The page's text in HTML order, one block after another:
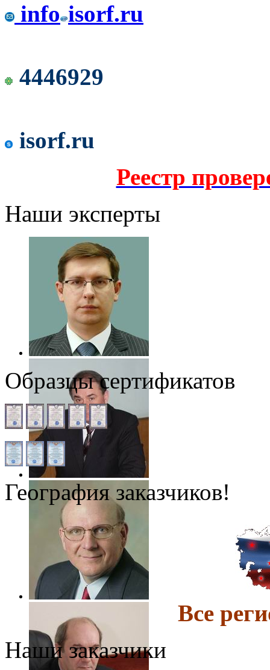
info isorf.ru
4446929
isorf.ru
Реестр
Наши эксперты
Образцы сертификатов
География заказчиков!
Все
Наши заказчики